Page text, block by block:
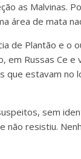
as Malvinas.
área de mata
de Plantão e o
em Russas Ce
estavam no
sem
resistiu.